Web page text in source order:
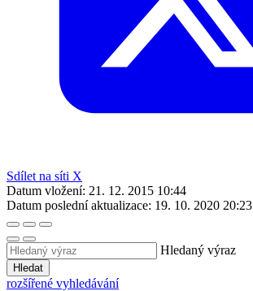
Sdílet na síti X
Datum vložení: 21. 12. 2015 10:44
Datum poslední aktualizace: 19. 10. 2020 20:23
Hledaný výraz
Hledat
rozšířené vyhledávání